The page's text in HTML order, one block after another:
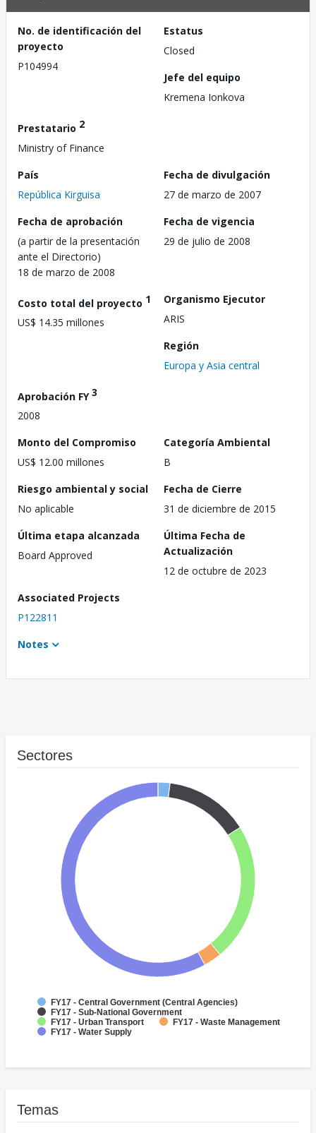
No. de identificación del
proyecto
P104994
Estatus
Closed
Jefe del equipo
Kremena Ionkova
Prestatario 2
Ministry of Finance
País
República Kirguisa
Fecha de divulgación
27 de marzo de 2007
Fecha de aprobación
(a partir de la presentación
ante el Directorio)
18 de marzo de 2008
Fecha de vigencia
29 de julio de 2008
Costo total del proyecto 1
US$ 14.35 millones
Organismo Ejecutor
ARIS
Región
Europa y Asia central
Aprobación FY3
2008
Monto del Compromiso
US$ 12.00 millones
Categoría Ambiental
B
Riesgo ambiental y social
No aplicable
Fecha de Cierre
31 de diciembre de 2015
Última etapa alcanzada
Board Approved
Última Fecha de
Actualización
12 de octubre de 2023
Associated Projects
P122811
Notes
Sectores
FY17 - Central Government (Central Agencies)
FY17 - Sub-National Government
FY17 - Urban Transport
FY17 - Waste Management
FY17 - Water Supply
Temas